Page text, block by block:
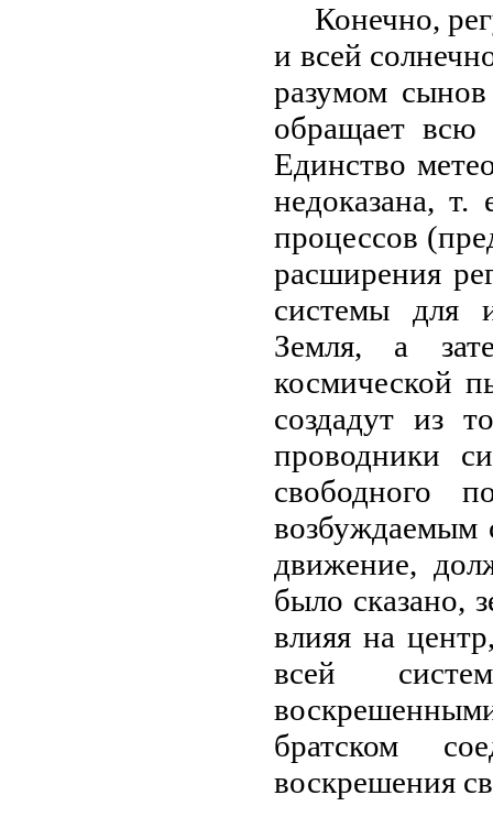
Конечно,
и всей
разумом
обращает
Единство
недоказана,
процессов
расширения
системы для
Земля, а
космической
создадут из
проводники
свободного
возбуждаемым
движение,
было сказано,
влияя на
всей
братском
воскрешения